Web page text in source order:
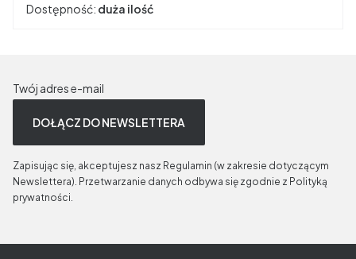
Dostępność: duża ilość
Twój adres e-mail
DOŁĄCZ DO NEWSLETTERA
Zapisując się, akceptujesz nasz Regulamin (w zakresie dotyczącym
Newslettera). Przetwarzanie danych odbywa się zgodnie z Polityką
prywatności.